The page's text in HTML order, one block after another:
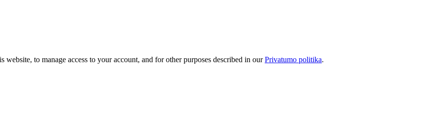
to manage access to your account, and for other purposes described in ourPrivatumo politika.